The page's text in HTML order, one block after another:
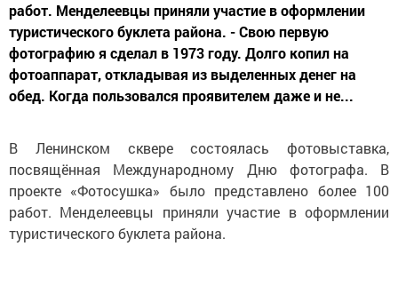
работ. Менделеевцы приняли участие в оформлении
туристического буклета района. - Свою первую
фотографию я сделал в 1973 году. Долго копил на
фотоаппарат, откладывая из выделенных денег на
обед. Когда пользовался проявителем даже и не...
В Ленинском сквере состоялась фотовыставка,
посвящённая Международному Дню фотографа. В
проекте «Фотосушка» было представлено более 100
работ. Менделеевцы приняли участие в оформлении
туристического буклета района.